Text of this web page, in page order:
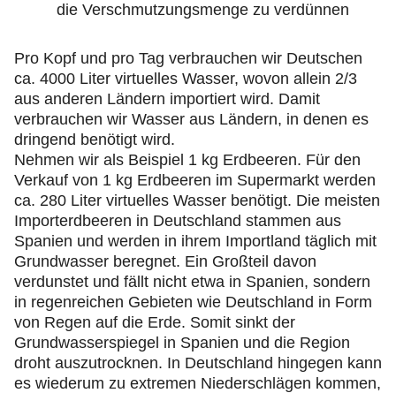
die Verschmutzungsmenge zu verdünnen
Pro Kopf und pro Tag verbrauchen wir Deutschen
ca. 4000 Liter virtuelles Wasser, wovon allein 2/3
aus anderen Ländern importiert wird. Damit
verbrauchen wir Wasser aus Ländern, in denen es
dringend benötigt wird.
Nehmen wir als Beispiel 1 kg Erdbeeren. Für den
Verkauf von 1 kg Erdbeeren im Supermarkt werden
ca. 280 Liter virtuelles Wasser benötigt. Die meisten
Importerdbeeren in Deutschland stammen aus
Spanien und werden in ihrem Importland täglich mit
Grundwasser beregnet. Ein Großteil davon
verdunstet und fällt nicht etwa in Spanien, sondern
in regenreichen Gebieten wie Deutschland in Form
von Regen auf die Erde. Somit sinkt der
Grundwasserspiegel in Spanien und die Region
droht auszutrocknen. In Deutschland hingegen kann
es wiederum zu extremen Niederschlägen kommen,